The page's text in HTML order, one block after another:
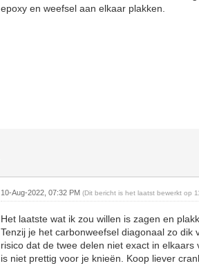
epoxy en weefsel aan elkaar plakken.
10-Aug-2022, 07:32 PM(Dit bericht is het laatst bewerkt op
Het laatste wat ik zou willen is zagen en
Tenzij je het carbonweefsel diagonaal zo
risico dat de twee delen niet exact in
is niet prettig voor je knieën. Koop liever